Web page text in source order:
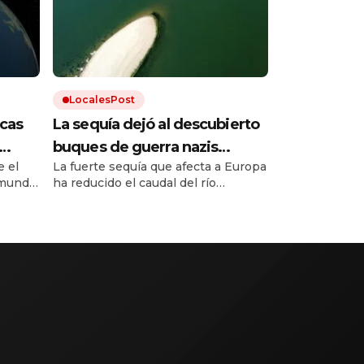
el
LocalesPost
La sequía dejó al descubierto
buques de guerra nazis
hundidos en un río europeo
La fuerte sequía que afecta a Europa
ha reducido el caudal del río
de buques de guerra alemanes